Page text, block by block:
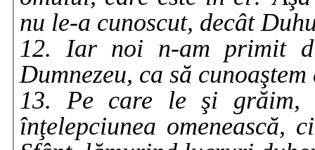
nu le-a cunoscut, decât
12. Iar noi n-am primit
Dumnezeu, ca să
13. Pe care le şi grăim,
înţelepciunea omenească,